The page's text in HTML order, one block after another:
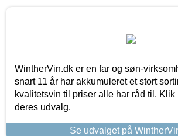
WintherVin.dk er en far og søn-
snart 11 år har akkumuleret et stort
kvalitetsvin til priser alle har råd til. Klik
deres udvalg.
Se udvalget på